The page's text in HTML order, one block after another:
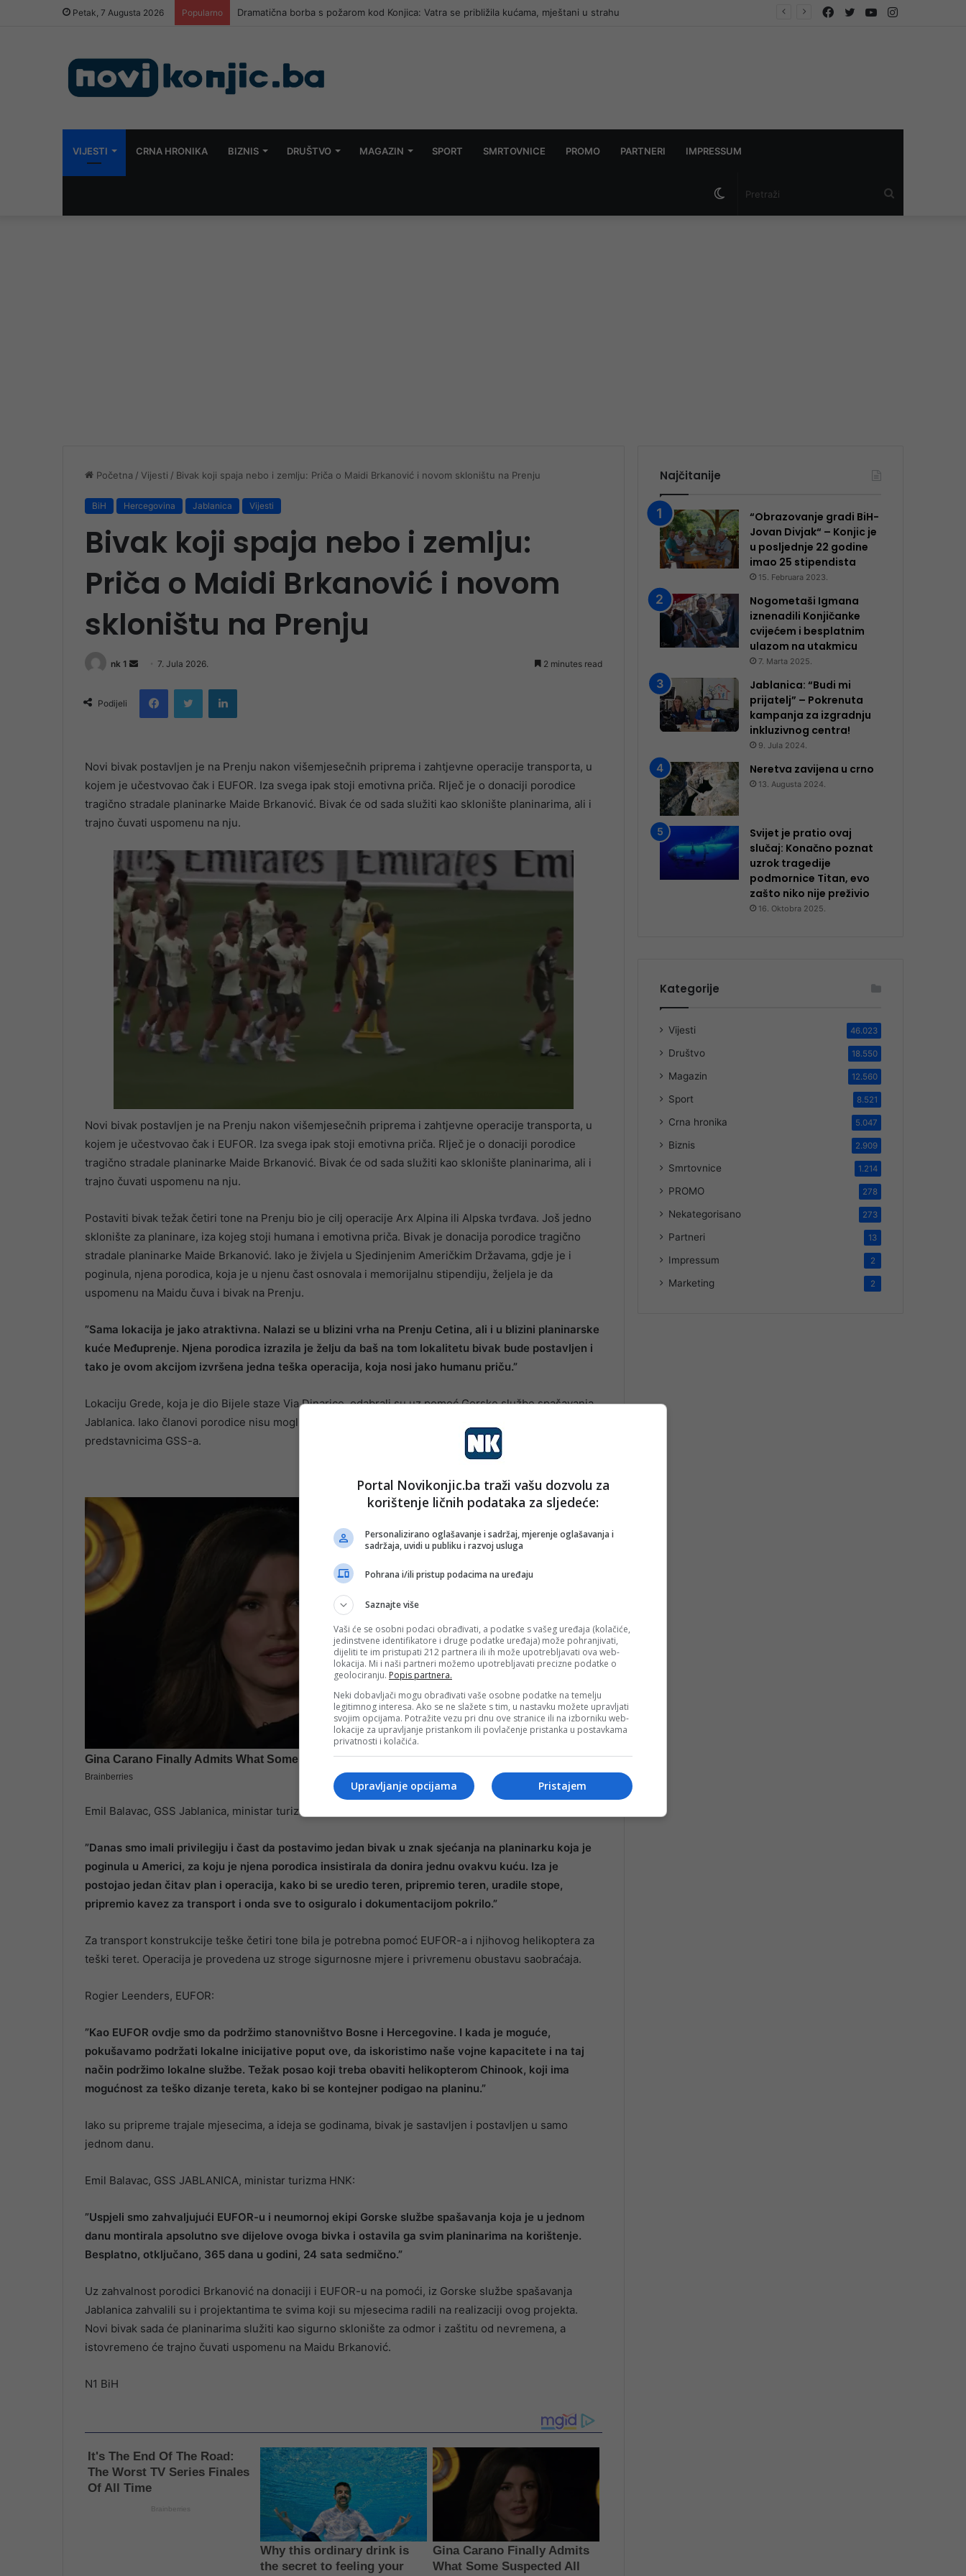
Petak, 7 Augusta 2026 Popularno Dramatična borba s požarom kod Konjica: Vatra se približila kućama, mještani u strahu Instagram
YouTube
Twitter
Facebook
VIJESTI CRNA HRONIKA BIZNIS DRUŠTVO MAGAZIN SPORT SMRTOVNICE PROMO PARTNERI IMPRESSUM
Switch
Početna / Vijesti / Bivak koji spaja nebo i zemlju: Priča o Maidi Brkanović i novom skloništu na Prenju
BiH Hercegovina Jablanica Vijesti
Bivak koji spaja nebo i zemlju:
Priča o Maidi Brkanović i novom
skloništu na Prenju
nk 1
Send
email
7. Jula 2026. 2 minutes read
Podijeli
FacebookTwitter LinkedIn
Novi bivak postavljen je na Prenju nakon višemjesečnih priprema i zahtjevne operacije transporta, u
kojem je učestvovao čak i EUFOR. Iza svega ipak stoji emotivna priča. RIječ je o donaciji porodice
tragično stradale planinarke Maide Brkanović. Bivak će od sada služiti kao sklonište planinarima, ali i
trajno čuvati uspomenu na nju.
Novi bivak postavljen je na Prenju nakon višemjesečnih priprema i zahtjevne operacije transporta, u
kojem je učestvovao čak i EUFOR. Iza svega ipak stoji emotivna priča. RIječ je o donaciji porodice
tragično stradale planinarke Maide Brkanović. Bivak će od sada služiti kao sklonište planinarima, ali i
trajno čuvati uspomenu na nju.
Postaviti bivak težak četiri tone na Prenju bio je cilj operacije Arx Alpina ili Alpska tvrđava. Još jedno
sklonište za planinare, iza kojeg stoji humana i emotivna priča. Bivak je donacija porodice tragično
stradale planinarke Maide Brkanović. Iako je živjela u Sjedinjenim Američkim Državama, gdje je i
poginula, njena porodica, koja je u njenu čast osnovala i memorijalnu stipendiju, željela je da
uspomenu na Maidu čuva i bivak na Prenju.
”Sama lokacija je jako atraktivna. Nalazi se u blizini vrha na Prenju Cetina, ali i u blizini planinarske
kuće Međuprenje. Njena porodica izrazila je želju da baš na tom lokalitetu bivak bude postavljen i
tako je ovom akcijom izvršena jedna teška operacija, koja nosi jako humanu priču.”
Lokaciju Grede, koja je dio Bijele staze Via Dinarice, odabrali su uz pomoć Gorske službe spašavanja
Jablanica. Iako članovi porodice nisu mogli prisustvovati postavljanju, tokom akcije bili su u kontaktu s
predstavnicima GSS-a.
Emil Balavac, GSS Jablanica, ministar turizma HNK:
”Danas smo imali privilegiju i čast da postavimo jedan bivak u znak sjećanja na planinarku koja je
poginula u Americi, za koju je njena porodica insistirala da donira jednu ovakvu kuću. Iza je
postojao jedan čitav plan i operacija, kako bi se uredio teren, pripremio teren, uradile stope,
pripremio kavez za transport i onda sve to osiguralo i dokumentacijom pokrilo.”
Za transport konstrukcije teške četiri tone bila je potrebna pomoć EUFOR-a i njihovog helikoptera za
teški teret. Operacija je provedena uz stroge sigurnosne mjere i privremenu obustavu saobraćaja.
Rogier Leenders, EUFOR:
”Kao EUFOR ovdje smo da podržimo stanovništvo Bosne i Hercegovine. I kada je moguće,
pokušavamo podržati lokalne inicijative poput ove, da iskoristimo naše vojne kapacitete i na taj
način podržimo lokalne službe. Težak posao koji treba obaviti helikopterom Chinook, koji ima
mogućnost za teško dizanje tereta, kako bi se kontejner podigao na planinu.”
Iako su pripreme trajale mjesecima, a ideja se godinama, bivak je sastavljen i postavljen u samo
jednom danu.
Emil Balavac, GSS JABLANICA, ministar turizma HNK:
”Uspjeli smo zahvaljujući EUFOR-u i neumornoj ekipi Gorske službe spašavanja koja je u jednom
danu montirala apsolutno sve dijelove ovoga bivka i ostavila ga svim planinarima na korištenje.
Besplatno, otključano, 365 dana u godini, 24 sata sedmično.”
Uz zahvalnost porodici Brkanović na donaciji i EUFOR-u na pomoći, iz Gorske službe spašavanja
Jablanica zahvalili su i projektantima te svima koji su mjesecima radili na realizaciji ovog projekta.
Novi bivak sada će planinarima služiti kao sigurno sklonište za odmor i zaštitu od nevremena, a
istovremeno će trajno čuvati uspomenu na Maidu Brkanović.
N1 BiH
Najčitanije
“Obrazovanje gradi BiH-
Jovan Divjak“ – Konjic je
u posljednje 22 godine
imao 25 ​​stipendista
15. Februara 2023.
Nogometaši Igmana
iznenadili Konjičanke
cvijećem i besplatnim
ulazom na utakmicu
7. Marta 2025.
Jablanica: “Budi mi
prijatelj” – Pokrenuta
kampanja za izgradnju
inkluzivnog centra!
9. Jula 2024.
Neretva zavijena u crno
13. Augusta 2024.
Svijet je pratio ovaj
slučaj: Konačno poznat
uzrok tragedije
podmornice Titan, evo
zašto niko nije preživio
16. Oktobra 2025.
Kategorije
Vijesti 46.023
Društvo 18.550
Magazin 12.560
Sport 8.521
Crna hronika 5.047
Biznis 2.909
Smrtovnice 1.214
PROMO 278
Nekategorisano 273
Partneri 13
Impressum 2
Marketing 2
Portal Novikonjic.ba traži vašu dozvolu za
korištenje ličnih podataka za sljedeće:
Personalizirano oglašavanje i sadržaj, mjerenje oglašavanja i
sadržaja, uvidi u publiku i razvoj usluga
Pohrana i/ili pristup podacima na uređaju
Saznajte više
Vaši će se osobni podaci obrađivati, a podatke s vašeg uređaja (kolačiće,
jedinstvene identifikatore i druge podatke uređaja) može pohranjivati,
dijeliti te im pristupati 212 partnera ili ih može upotrebljavati ova web-
lokacija. Mi i naši partneri možemo upotrebljavati precizne podatke o
geolociranju. Popis partnera.
Neki dobavljači mogu obrađivati vaše osobne podatke na temelju
legitimnog interesa. Ako se ne slažete s tim, u nastavku možete upravljati
svojim opcijama. Potražite vezu pri dnu ove stranice ili na izborniku web-
lokacije za upravljanje pristankom ili povlačenje pristanka u postavkama
privatnosti i kolačića.
Pristajem
Upravljanje opcijama